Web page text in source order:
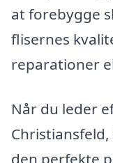
at forebygge
flisernes
reparationer
Når du leder
den perfekte